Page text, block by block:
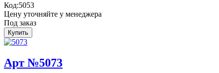
Код:5053
Цену уточняйте у менеджера
Под заказ
Арт №5073